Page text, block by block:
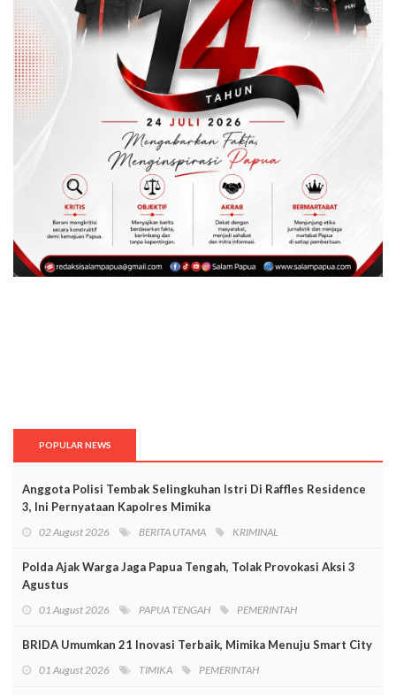
POPULAR NEWS
Anggota Polisi Tembak Selingkuhan Istri Di Raffles Residence
3, Ini Pernyataan Kapolres Mimika
02 August 2026 BERITA UTAMA KRIMINAL
Polda Ajak Warga Jaga Papua Tengah, Tolak Provokasi Aksi 3
Agustus
01 August 2026 PAPUA TENGAH PEMERINTAH
BRIDA Umumkan 21 Inovasi Terbaik, Mimika Menuju Smart City
01 August 2026 TIMIKA PEMERINTAH